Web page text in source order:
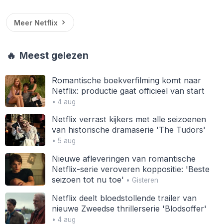
Meer Netflix
🔥 Meest gelezen
Romantische boekverfilming komt naar
Netflix: productie gaat officieel van start
• 4 aug
Netflix verrast kijkers met alle seizoenen
van historische dramaserie 'The Tudors'
• 5 aug
Nieuwe afleveringen van romantische
Netflix-serie veroveren koppositie: 'Beste
seizoen tot nu toe' • Gisteren
Netflix deelt bloedstollende trailer van
nieuwe Zweedse thrillerserie 'Blodsoffer'
• 4 aug